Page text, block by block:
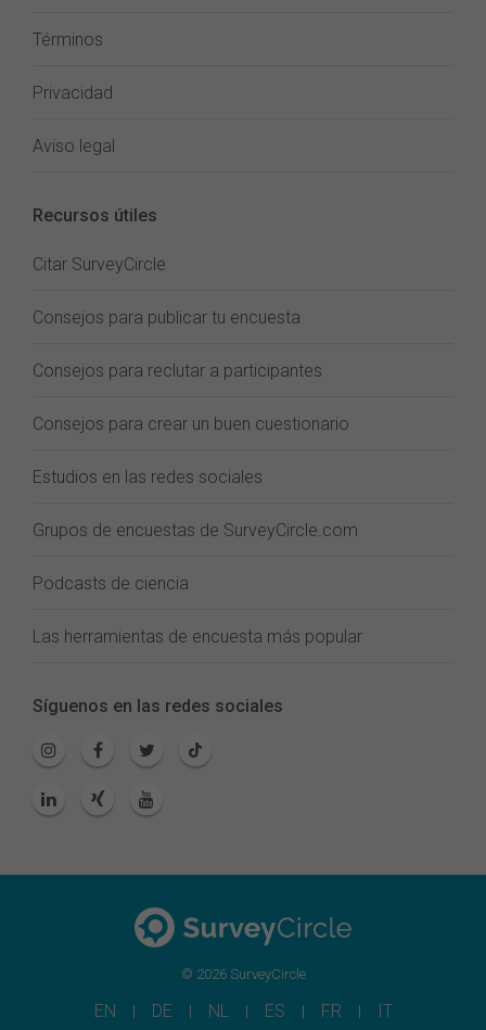
Términos
Privacidad
Aviso legal
Recursos útiles
Citar SurveyCircle
Consejos para publicar tu encuesta
Consejos para reclutar a participantes
Consejos para crear un buen cuestionario
Estudios en las redes sociales
Grupos de encuestas de SurveyCircle.com
Podcasts de ciencia
Las herramientas de encuesta más popular
Síguenos en las redes sociales
© 2026 SurveyCircle
EN DE NL ES FR IT